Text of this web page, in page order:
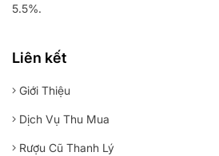
5.5%.
Liên kết
Giới Thiệu
Dịch Vụ Thu Mua
Rượu Cũ Thanh Lý